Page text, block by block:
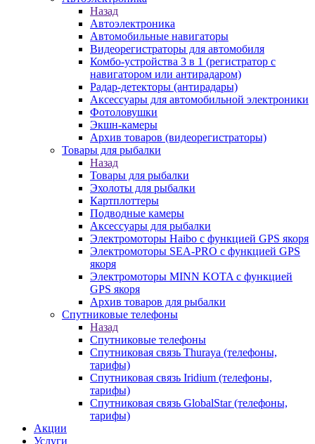
Назад
Автоэлектроника
Автомобильные навигаторы
Видеорегистраторы для автомобиля
Комбо-устройства 3 в 1 (регистратор с
навигатором или антирадаром)
Радар-детекторы (антирадары)
Аксессуары для автомобильной электроники
Фотоловушки
Экшн-камеры
Архив товаров (видеорегистраторы)
Товары для рыбалки
Назад
Товары для рыбалки
Эхолоты для рыбалки
Картплоттеры
Подводные камеры
Аксессуары для рыбалки
Электромоторы Haibo с функцией GPS якоря
Электромоторы SEA-PRO с функцией GPS
якоря
Электромоторы MINN KOTA с функцией
GPS якоря
Архив товаров для рыбалки
Спутниковые телефоны
Назад
Спутниковые телефоны
Спутниковая связь Thuraya (телефоны,
тарифы)
Спутниковая связь Iridium (телефоны,
тарифы)
Спутниковая связь GlobalStar (телефоны,
тарифы)
Акции
Услуги